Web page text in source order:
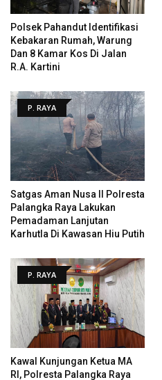
Polsek Pahandut Identifikasi
Kebakaran Rumah, Warung
Dan 8 Kamar Kos Di Jalan
R.A. Kartini
P. RAYA
Satgas Aman Nusa II Polresta
Palangka Raya Lakukan
Pemadaman Lanjutan
Karhutla Di Kawasan Hiu Putih
P. RAYA
Kawal Kunjungan Ketua MA
RI, Polresta Palangka Raya